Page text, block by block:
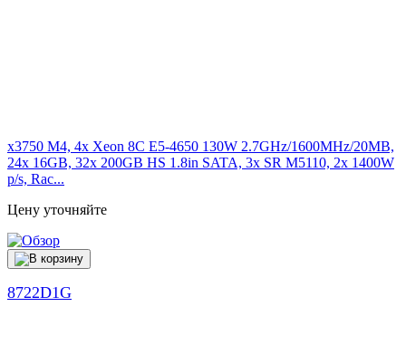
x3750 M4, 4x Xeon 8C E5-4650 130W 2.7GHz/1600MHz/20MB,
24x 16GB, 32x 200GB HS 1.8in SATA, 3x SR M5110, 2x 1400W
p/s, Rac...
Цену уточняйте
8722D1G